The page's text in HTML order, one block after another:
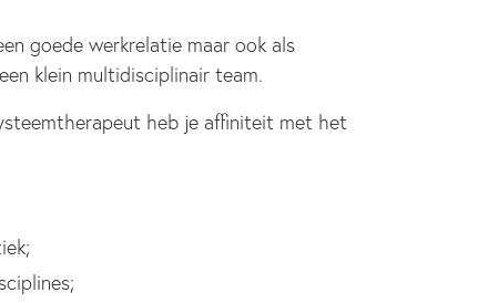
goede werkrelatie maar ook als
klein multidisciplinair team.
heb je affiniteit met het